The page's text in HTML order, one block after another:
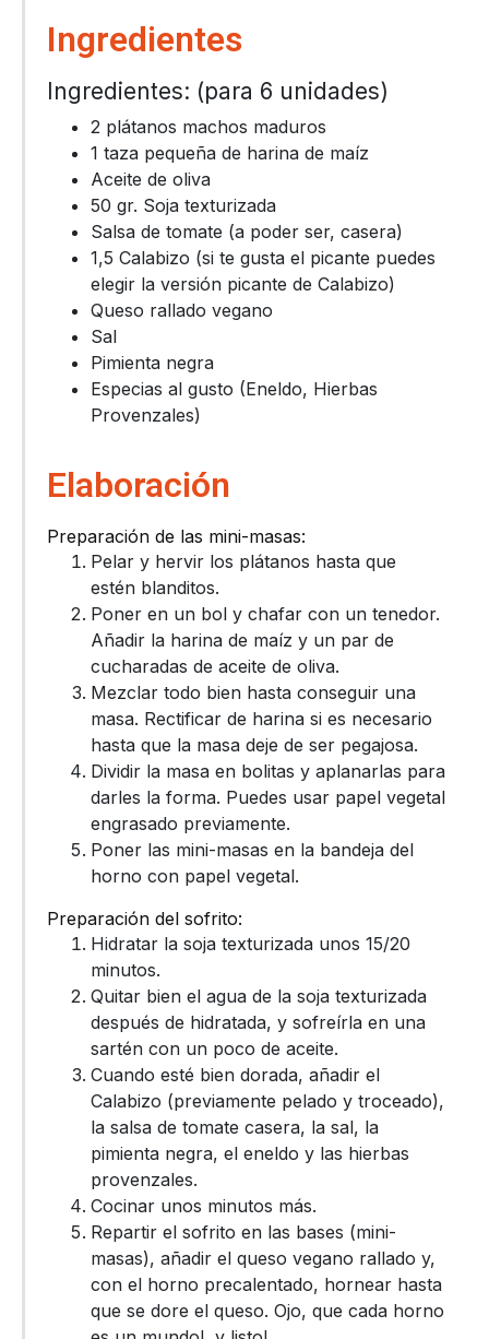
Ingredientes
Ingredientes: (para 6 unidades)
2 plátanos machos maduros
1 taza pequeña de harina de maíz
Aceite de oliva
50 gr. Soja texturizada
Salsa de tomate (a poder ser, casera)
1,5 Calabizo (si te gusta el picante puedes
elegir la versión picante de Calabizo)
Queso rallado vegano
Sal
Pimienta negra
Especias al gusto (Eneldo, Hierbas
Provenzales)
Elaboración
Preparación de las mini-masas:
Pelar y hervir los plátanos hasta que
estén blanditos.
Poner en un bol y chafar con un tenedor.
Añadir la harina de maíz y un par de
cucharadas de aceite de oliva.
Mezclar todo bien hasta conseguir una
masa. Rectificar de harina si es necesario
hasta que la masa deje de ser pegajosa.
Dividir la masa en bolitas y aplanarlas para
darles la forma. Puedes usar papel vegetal
engrasado previamente.
Poner las mini-masas en la bandeja del
horno con papel vegetal.
Preparación del sofrito:
Hidratar la soja texturizada unos 15/20
minutos.
Quitar bien el agua de la soja texturizada
después de hidratada, y sofreírla en una
sartén con un poco de aceite.
Cuando esté bien dorada, añadir el
Calabizo (previamente pelado y troceado),
la salsa de tomate casera, la sal, la
pimienta negra, el eneldo y las hierbas
provenzales.
Cocinar unos minutos más.
Repartir el sofrito en las bases (mini-
masas), añadir el queso vegano rallado y,
con el horno precalentado, hornear hasta
que se dore el queso. Ojo, que cada horno